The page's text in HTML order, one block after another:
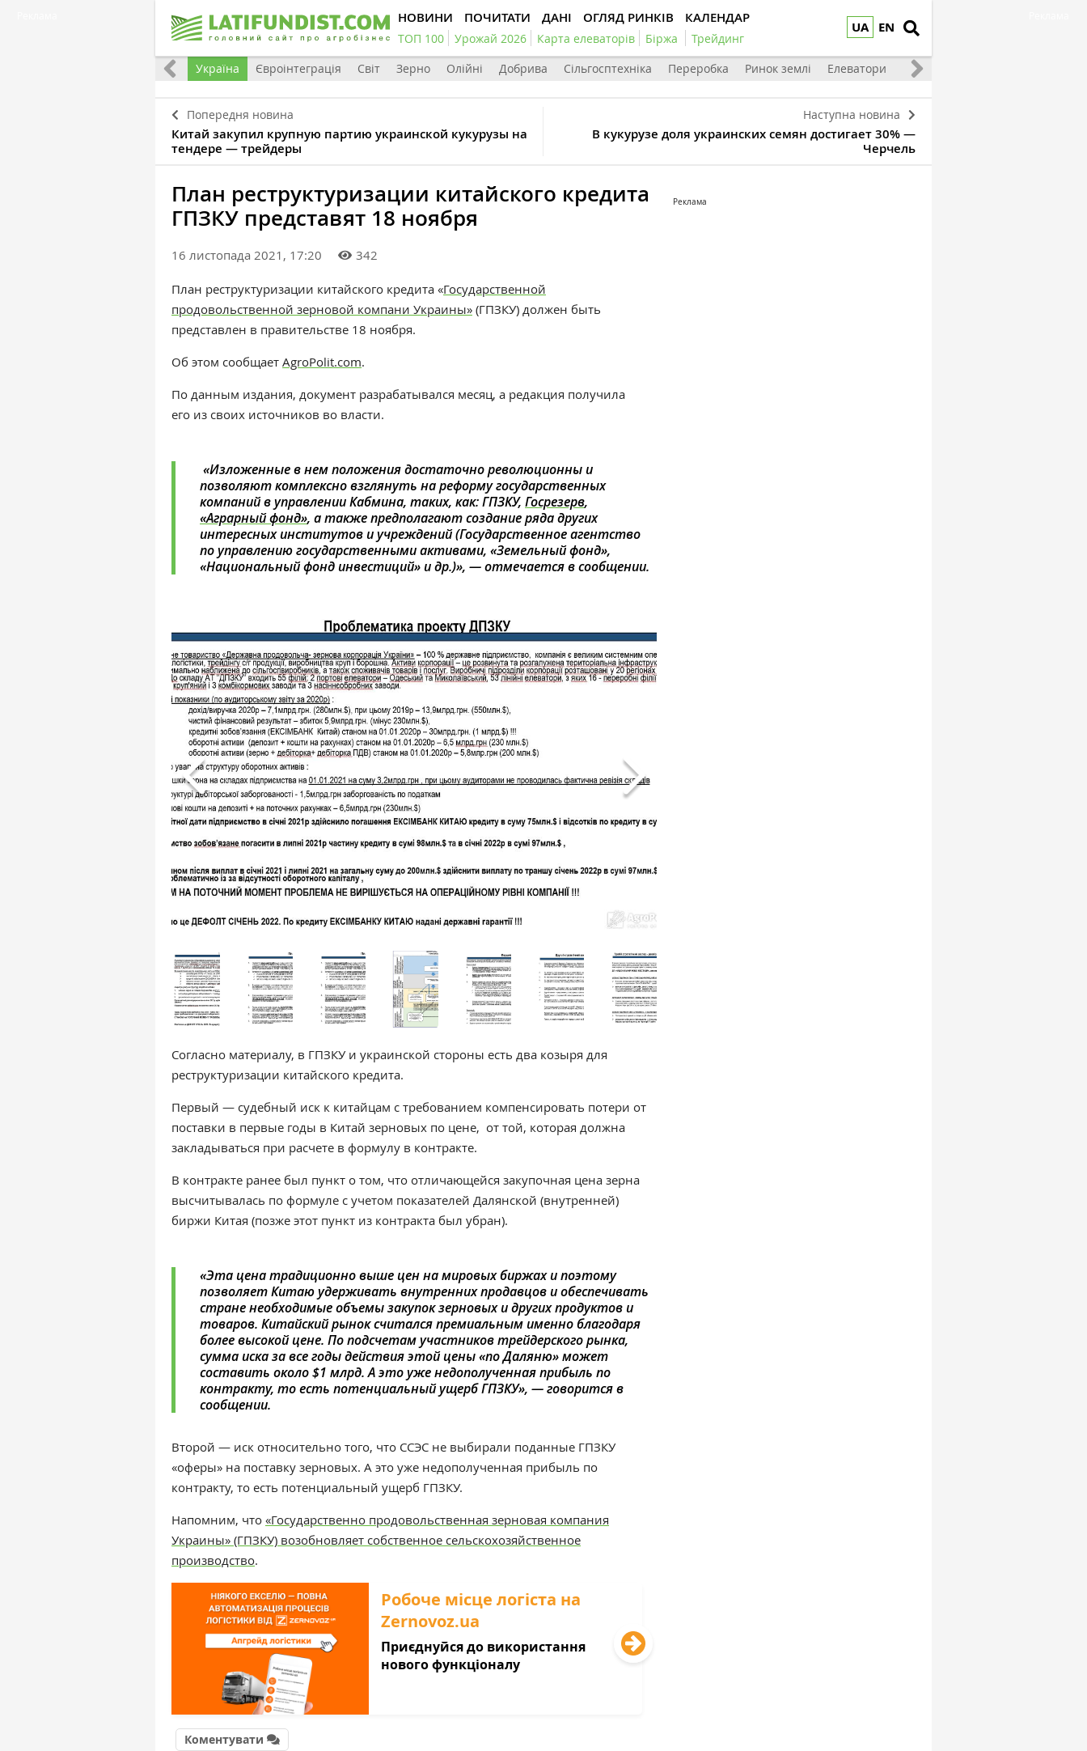
UA EN
НОВИНИ ПОЧИТАТИ ДАНІ ОГЛЯД РИНКІВ КАЛЕНДАР
ТОП 100 Урожай 2026 Карта елеваторів Біржа Трейдинг
Все Україна Євроінтеграція Світ Зерно Олійні Добрива Сільгосптехніка Переробка Ринок землі Елеватори Тваринництво
Попередня новина
Китай закупил крупную партию украинской кукурузы на
тендере — трейдеры
Наступна новина
В кукурузе доля украинских семян достигает 30% —
Черчель
План реструктуризации китайского кредита
ГПЗКУ представят 18 ноября
16 листопада 2021, 17:20 342
План реструктуризации китайского кредита «Государственной
продовольственной зерновой компани Украины» (ГПЗКУ) должен быть
представлен в правительстве 18 ноября.
Об этом сообщает AgroPolit.com.
По данным издания, документ разрабатывался месяц, а редакция получила
его из своих источников во власти.
«Изложенные в нем положения достаточно революционны и
позволяют комплексно взглянуть на реформу государственных
компаний в управлении Кабмина, таких, как: ГПЗКУ, Госрезерв,
«Аграрный фонд», а также предполагают создание ряда других
интересных институтов и учреждений (Государственное агентство
по управлению государственными активами, «Земельный фонд»,
«Национальный фонд инвестиций» и др.)», — отмечается в сообщении.
Согласно материалу, в ГПЗКУ и украинской стороны есть два козыря для
реструктуризации китайского кредита.
Первый — судебный иск к китайцам с требованием компенсировать потери от
поставки в первые годы в Китай зерновых по цене, от той, которая должна
закладываться при расчете в формулу в контракте.
В контракте ранее был пункт о том, что отличающейся закупочная цена зерна
высчитывалась по формуле с учетом показателей Далянской (внутренней)
биржи Китая (позже этот пункт из контракта был убран).
«Эта цена традиционно выше цен на мировых биржах и поэтому
позволяет Китаю удерживать внутренних продавцов и обеспечивать
стране необходимые объемы закупок зерновых и других продуктов и
товаров. Китайский рынок считался премиальным именно благодаря
более высокой цене. По подсчетам участников трейдерского рынка,
сумма иска за все годы действия этой цены «по Даляню» может
составить около $1 млрд. А это уже недополученная прибыль по
контракту, то есть потенциальный ущерб ГПЗКУ», — говорится в
сообщении.
Второй — иск относительно того, что ССЭС не выбирали поданные ГПЗКУ
«оферы» на поставку зерновых. А это уже недополученная прибыль по
контракту, то есть потенциальный ущерб ГПЗКУ.
Напомним, что «Государственно продовольственная зерновая компания
Украины» (ГПЗКУ) возобновляет собственное сельскохозяйственное
производство.
Робоче місце логіста на
Zernovoz.ua
Приєднуйся до використання
нового функціоналу
Коментувати
Реклама